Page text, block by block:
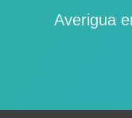
Averigua